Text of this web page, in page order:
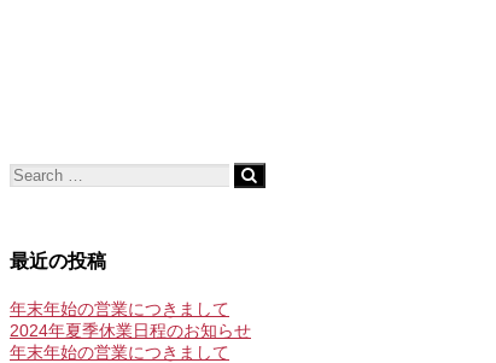
最近の投稿
年末年始の営業につきまして
2024年夏季休業日程のお知らせ
年末年始の営業につきまして